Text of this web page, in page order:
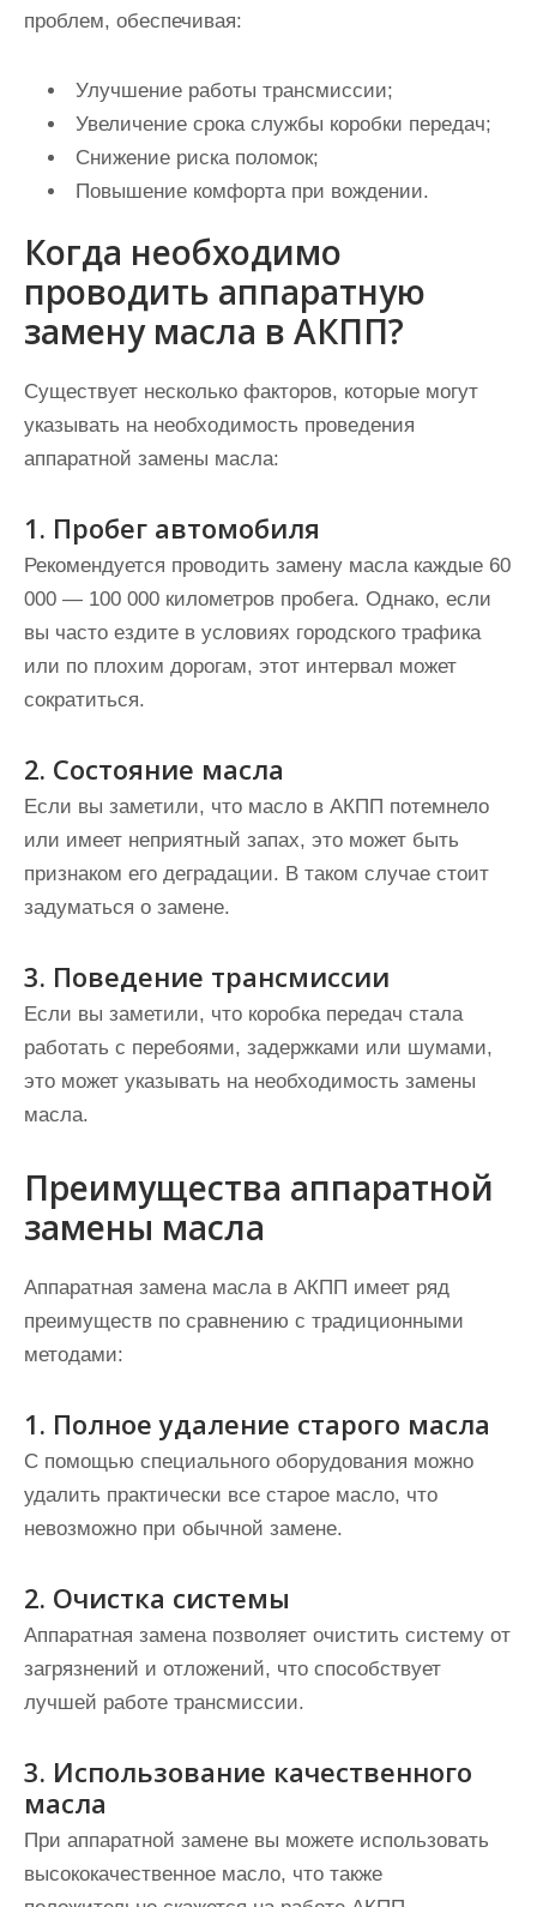
проблем, обеспечивая:
Улучшение работы трансмиссии;
Увеличение срока службы коробки передач;
Снижение риска поломок;
Повышение комфорта при вождении.
Когда необходимо
проводить аппаратную
замену масла в АКПП?
Существует несколько факторов, которые могут
указывать на необходимость проведения
аппаратной замены масла:
1. Пробег автомобиля
Рекомендуется проводить замену масла каждые 60
000 — 100 000 километров пробега. Однако, если
вы часто ездите в условиях городского трафика
или по плохим дорогам, этот интервал может
сократиться.
2. Состояние масла
Если вы заметили, что масло в АКПП потемнело
или имеет неприятный запах, это может быть
признаком его деградации. В таком случае стоит
задуматься о замене.
3. Поведение трансмиссии
Если вы заметили, что коробка передач стала
работать с перебоями, задержками или шумами,
это может указывать на необходимость замены
масла.
Преимущества аппаратной
замены масла
Аппаратная замена масла в АКПП имеет ряд
преимуществ по сравнению с традиционными
методами:
1. Полное удаление старого масла
С помощью специального оборудования можно
удалить практически все старое масло, что
невозможно при обычной замене.
2. Очистка системы
Аппаратная замена позволяет очистить систему от
загрязнений и отложений, что способствует
лучшей работе трансмиссии.
3. Использование качественного
масла
При аппаратной замене вы можете использовать
высококачественное масло, что также